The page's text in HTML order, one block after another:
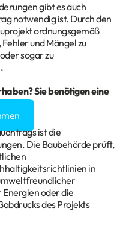
gibt es auch
notwendig ist. Durch den
ordnungsgemäß
und Mängel zu
sogar zu
? Sie benötigen eine
ist die
Die Baubehörde prüft,
in
oder die
des Projekts